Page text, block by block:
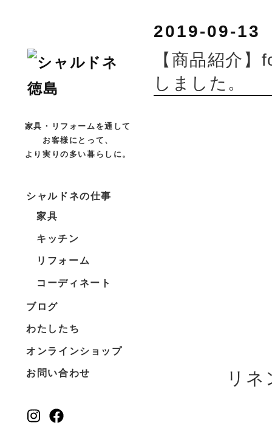
家具・リフォームを通して
お客様にとって、
より実りの多い暮らしに。
シャルドネの仕事
家具
キッチン
リフォーム
コーディネート
ブログ
わたしたち
オンラインショップ
お問い合わせ
2019-09-13
【商品紹介
しました。
リ